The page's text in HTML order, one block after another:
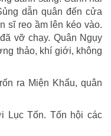
dẫn quân đến cửa
sĩ reo ầm lên kéo vào.
vỡ chạy. Quân Ngụy
thảo, khí giới, không
ra Miện Khẩu, quân
Lục Tốn. Tốn hội các